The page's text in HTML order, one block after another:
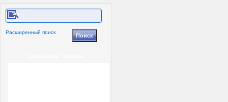
Расширенный поиск